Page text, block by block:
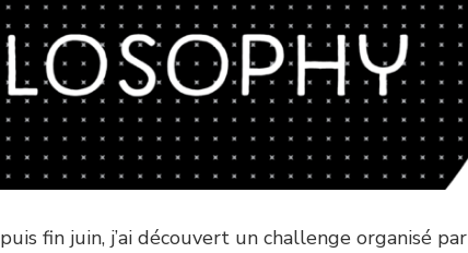
fin juin, j’ai découvert un challenge organisé par